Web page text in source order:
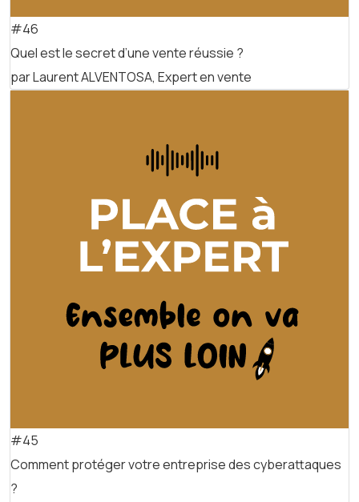
#46
Quel est le secret d’une vente réussie ?
par Laurent ALVENTOSA, Expert en vente
#45
Comment protéger votre entreprise des cyberattaques
?